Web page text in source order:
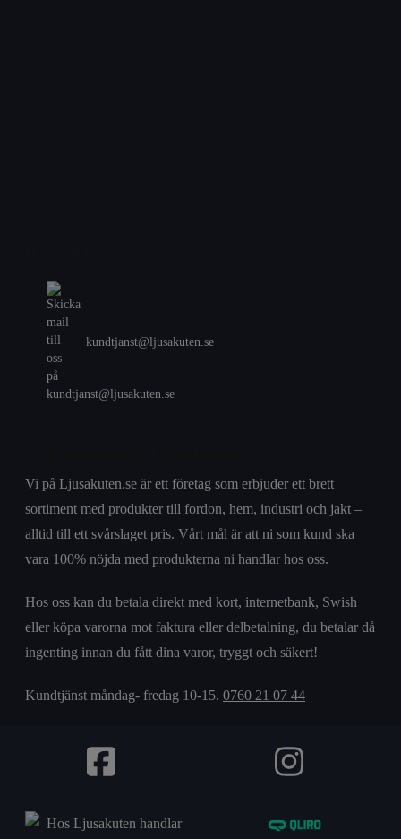
kundtjanst@ljusakuten.se
Vi på Ljusakuten.se är ett företag som erbjuder ett brett
sortiment med produkter till fordon, hem, industri och jakt –
alltid till ett svårslaget pris. Vårt mål är att ni som kund ska
vara 100% nöjda med produkterna ni handlar hos oss.
Hos oss kan du betala direkt med kort, internetbank, Swish
eller köpa varorna mot faktura eller delbetalning, du betalar då
ingenting innan du fått dina varor, tryggt och säkert!
Kundtjänst måndag- fredag 10-15. 0760 21 07 44